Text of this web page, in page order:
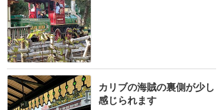
カリブの海賊の裏側が少し
感じられます